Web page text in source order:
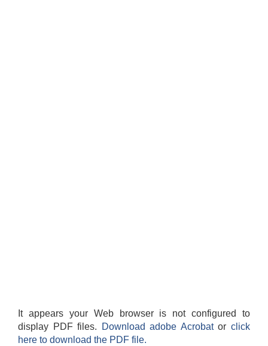
It appears your Web browser is not configured to
display PDF files.
Download adobe Acrobatorclick
here to download the PDF file.